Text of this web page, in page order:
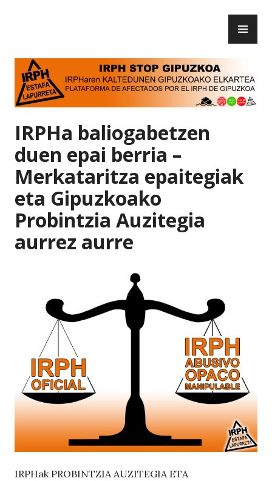
IRPHa baliogabetzen
duen epai berria –
Merkataritza epaitegiak
eta Gipuzkoako
Probintzia Auzitegia
aurrez aurre
IRPHak PROBINTZIA AUZITEGIA ETA